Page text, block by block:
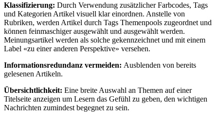
Klassifizierung: Durch Verwendung zusätzlicher Farbcodes, Tags
und Kategorien Artikel visuell klar einordnen. Anstelle von
Rubriken, werden Artikel durch Tags Themenpools zugeordnet und
können feinmaschiger ausgewählt und ausgewählt werden.
Meinungsartikel werden als solche gekennzeichnet und mit einem
Label «zu einer anderen Perspektive» versehen.
Informationsredundanz vermeiden: Ausblenden von bereits
gelesenen Artikeln.
Übersichtlichkeit: Eine breite Auswahl an Themen auf einer
Titelseite anzeigen um Lesern das Gefühl zu geben, den wichtigen
Nachrichten zumindest begegnet zu sein.